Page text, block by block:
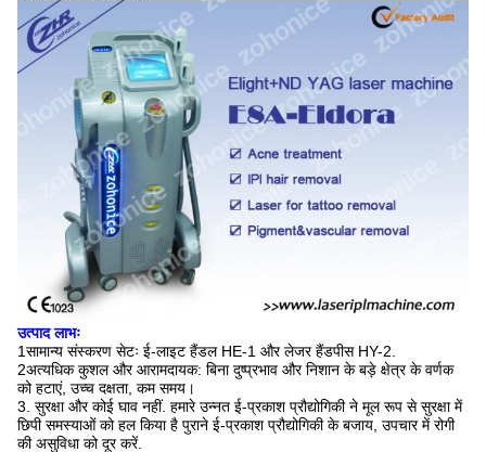
उत्पाद लाभः
1सामान्य संस्करण सेटः ई-लाइट हैंडल HE-1 और लेजर हैंडपीस HY-2.
2अत्यधिक कुशल और आरामदायक: बिना दुष्प्रभाव और निशान के बड़े क्षेत्र के वर्णक
को हटाएं, उच्च दक्षता, कम समय।
3. सुरक्षा और कोई घाव नहीं. हमारे उन्नत ई-प्रकाश प्रौद्योगिकी ने मूल रूप से सुरक्षा में
छिपी समस्याओं को हल किया है पुराने ई-प्रकाश प्रौद्योगिकी के बजाय, उपचार में रोगी
की असुविधा को दूर करें.